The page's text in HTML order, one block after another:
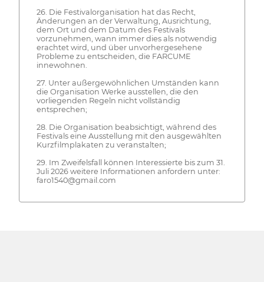
26. Die Festivalorganisation hat das Recht,
Änderungen an der Verwaltung, Ausrichtung,
dem Ort und dem Datum des Festivals
vorzunehmen, wann immer dies als notwendig
erachtet wird, und über unvorhergesehene
Probleme zu entscheiden, die FARCUME
innewohnen.
27. Unter außergewöhnlichen Umständen kann
die Organisation Werke ausstellen, die den
vorliegenden Regeln nicht vollständig
entsprechen;
28. Die Organisation beabsichtigt, während des
Festivals eine Ausstellung mit den ausgewählten
Kurzfilmplakaten zu veranstalten;
29. Im Zweifelsfall können Interessierte bis zum 31.
Juli 2026 weitere Informationen anfordern unter:
faro1540@gmail.com